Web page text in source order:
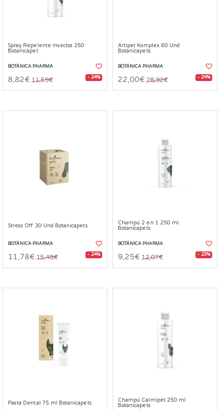
Spray Repelente Insectos 250
Botanicapet
BOTÁNICA PHARMA
8,82€ 11,59€ - 24%
Artipet Komplex 60 Und
Botanicapets
BOTÁNICA PHARMA
22,00€ 28,92€ - 24%
Stress Off 30 Und Botanicapets
BOTÁNICA PHARMA
11,78€ 15,48€ - 24%
Champú 2 en 1 250 ml
Botanicapets
BOTÁNICA PHARMA
9,25€ 12,07€ - 23%
Pasta Dental 75 ml Botanicapets
Champú Calmipet 250 ml
Botanicapets